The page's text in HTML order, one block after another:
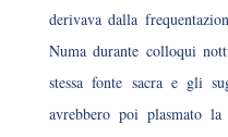
derivava dalla
Numa durante colloqui
stessa fonte sacra e gli
avrebbero poi plasmato